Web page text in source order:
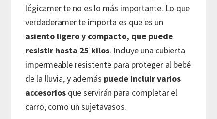
lógicamente no es lo más importante. Lo que
verdaderamente importa es que es un
asiento ligero y compacto, que puede
resistir hasta 25 kilos. Incluye una cubierta
impermeable resistente para proteger al bebé
de la lluvia, y además puede incluir varios
accesorios que servirán para completar el
carro, como un sujetavasos.